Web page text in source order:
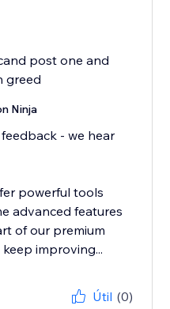
post one and
greed
Ninja
- we hear
powerful tools
advanced features
of our premium
improving...
Útil (0)